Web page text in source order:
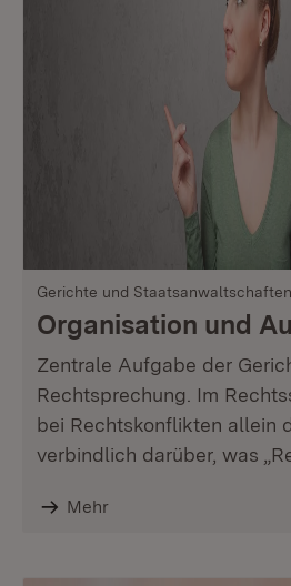
Gerichte und Staatsanwaltschaften
Organisation und
Zentrale Aufgabe der
Rechtsprechung. Im
bei Rechtskonflikten allein
verbindlich darüber, was
Mehr